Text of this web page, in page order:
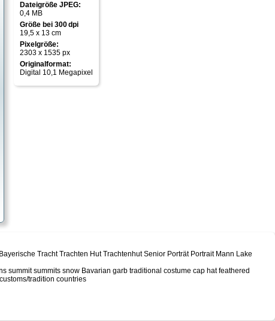
Dateigröße JPEG:
0,4 MB
Größe bei 300 dpi
19,5 x 13 cm
Pixelgröße:
2303 x 1535 px
Originalformat:
Digital 10,1 Megapixel
Tracht Trachten Hut Trachtenhut Senior Porträt Portrait Mann Lake
summit summits snow Bavarian garb traditional costume cap hat feathered
tradition countries